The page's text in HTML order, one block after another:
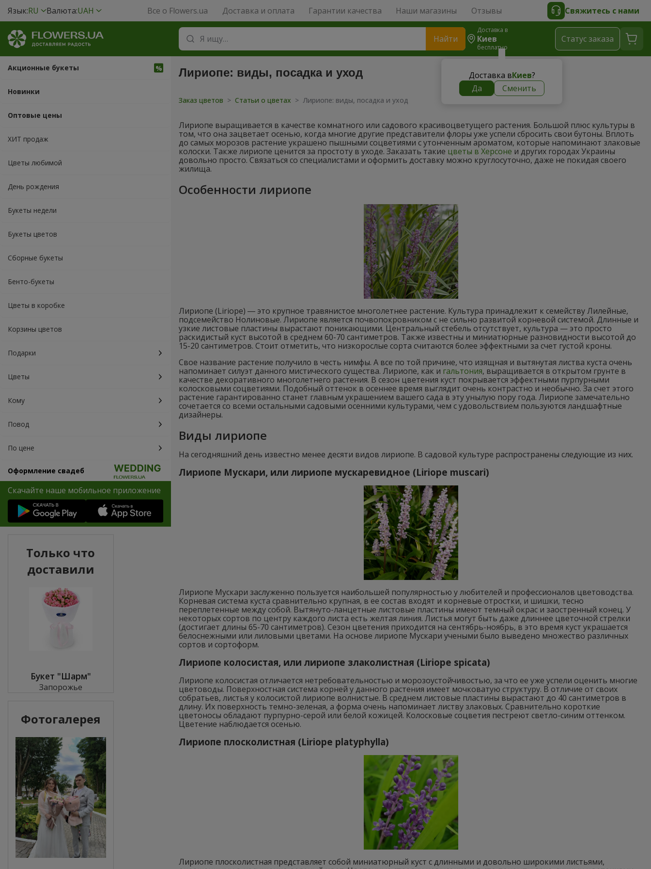
Язык:RU Валюта:UAH Все о Flowers.ua Доставка и оплата Гарантии качества Наши магазины Отзывы Свяжитесь с нами
Найти
Доставка в
Киев
бесплатно
Доставка вКиев?
Да
Сменить
Cтатус заказа
Акционные букеты
Новинки
Оптовые цены
ХИТ продаж
Цветы любимой
День рождения
Букеты недели
Букеты цветов
Сборные букеты
Бенто-букеты
Цветы в коробке
Корзины цветов
Подарки
Цветы
Кому
Повод
По цене
Оформление свадеб
Скачайте наше мобильное приложение
Лириопе: виды, посадка и уход
Заказ цветов > Статьи о цветах > Лириопе: виды, посадка и уход
Лириопе выращивается в качестве комнатного или садового красивоцветущего растения. Большой плюс культуры в
том, что она зацветает осенью, когда многие другие представители флоры уже успели сбросить свои бутоны. Вплоть
до самых морозов растение украшено пышными соцветиями с утонченным ароматом, которые напоминают злаковые
колоски. Также лириопе ценится за простоту в уходе. Заказать такие цветы в Херсоне и других городах Украины
довольно просто. Связаться со специалистами и оформить доставку можно круглосуточно, даже не покидая своего
жилища.
Особенности лириопе
Лириопе (Liriope) ― это крупное травянистое многолетнее растение. Культура принадлежит к семейству Лилейные,
подсемейство Нолиновые. Лириопе является почвопокровником с не сильно развитой корневой системой. Длинные и
узкие листовые пластины вырастают поникающими. Центральный стебель отсутствует, культура — это просто
раскидистый куст высотой в среднем 60-70 сантиметров. Также известны и миниатюрные разновидности высотой до
15-20 сантиметров. Стоит отметить, что низкорослые сорта считаются более эффектными за счет густой кроны.
Свое название растение получило в честь нимфы. А все по той причине, что изящная и вытянутая листва куста очень
напоминает силуэт данного мистического существа. Лириопе, как и гальтония, выращивается в открытом грунте в
качестве декоративного многолетнего растения. В сезон цветения куст покрывается эффектными пурпурными
колосковыми соцветиями. Подобный оттенок в осеннее время выглядит очень контрастно и необычно. За счет этого
растение гарантированно станет главным украшением вашего сада в эту унылую пору года. Лириопе замечательно
сочетается со всеми остальными садовыми осенними культурами, чем с удовольствием пользуются ландшафтные
дизайнеры.
Виды лириопе
На сегодняшний день известно менее десяти видов лириопе. В садовой культуре распространены следующие из них.
Лириопе Мускари, или лириопе мускаревидное (Liriope muscari)
Лириопе Мускари заслуженно пользуется наибольшей популярностью у любителей и профессионалов цветоводства.
Корневая система куста сравнительно крупная, в ее состав входят и корневые отростки, и шишки, тесно
переплетенные между собой. Вытянуто-ланцетные листовые пластины имеют темный окрас и заостренный конец. У
некоторых сортов по центру каждого листа есть желтая линия. Листья могут быть даже длиннее цветочной стрелки
(достигает длины 65-70 сантиметров). Сезон цветения приходится на сентябрь-ноябрь, в это время куст украшается
белоснежными или лиловыми цветами. На основе лириопе Мускари учеными было выведено множество различных
сортов и сортоформ.
Лириопе колосистая, или лириопе злаколистная (Liriope spicata)
Лириопе колосистая отличается нетребовательностью и морозоустойчивостью, за что ее уже успели оценить многие
цветоводы. Поверхностная система корней у данного растения имеет мочковатую структуру. В отличие от своих
собратьев, листья у колосистой лириопе волнистые. В среднем листовые пластины вырастают до 40 сантиметров в
длину. Их поверхность темно-зеленая, а форма очень напоминает листву злаковых. Сравнительно короткие
цветоносы обладают пурпурно-серой или белой кожицей. Колосковые соцветия пестреют светло-синим оттенком.
Цветение наблюдается осенью.
Лириопе плосколистная (Liriope platyphylla)
Лириопе плосколистная представляет собой миниатюрный куст с длинными и довольно широкими листьями,
Только что
доставили
Букет "Шарм"
Запорожье
Фотогалерея